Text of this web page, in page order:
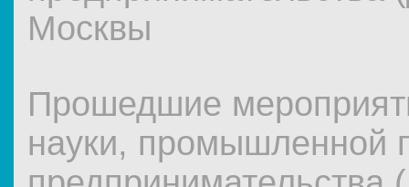
Москвы
Прошедшие
науки, промышленной